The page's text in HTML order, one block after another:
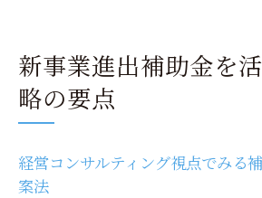
新事業進出補助金を
略の要点
経営コンサルティング視点でみる
案法